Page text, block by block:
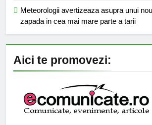
Meteorologii avertizeaza asupra unui
zapada in cea mai mare parte a tarii
Aici te promovezi: